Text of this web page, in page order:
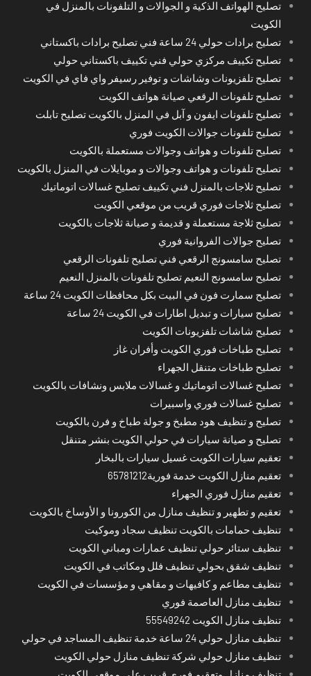
تصليح الهواتف الذكية و الجوالات و التلفونات بالمنزل في
الكويت
تصليح برادات حولي 24 ساعة فني تصليح برادات باكستاني
تصليح تكييف مركزي حولي فني تكييف باكستاني حولي
تصليح تلفزيونات وشاشات و توفير رسيفر واي فاي في الكويت
تصليح تلفونات الرقعي صيانة هواتف الكويت
تصليح تلفونات ايفون و آبل في المنزل بالكويت تصليح تابلت
تصليح تلفونات جوالات الكويت فوري
تصليح تلفونات و هواتف وجوالات مستعملة بالكويت
تصليح تلفونات و هواتف وجوالات و موبايلات في المنزل بالكويت
تصليح ثلاجات بالمنزل فني تكييف تصليح غسالات اتوماتيك
تصليح ثلاجات فوري قريب من موقعي الكويت
تصليح ثلاجة مستعملة و قديمة و صيانة ثلاجات بالكويت
تصليح جوالات الفروانية فوري
تصليح سامسونج الرقعي فني تصليح تلفونات الرقعي
تصليح سامسونج النعيم تصليح تلفونات بالمنزل النعيم
تصليح سمارت فون في البيت بكل محافظات الكويت 24 ساعة
تصليح سيارات و تبديل اطارات في الكويت 24 ساعة
تصليح شاشات تلفزيونات الكويت
تصليح طباخات فوري الكويت وأفران غاز
تصليح طباخات متنقل الجهراء
تصليح غسالات اتوماتيك و غسالات ملابس ونشافات بالكويت
تصليح غسالات فوري واسبيرات
تصليح و تنظيف هود مطبخ و جولة طباخ و فرن بالكويت
تصليح و صيانة سيارات في حولي الكويت بنشر متنقل
تعقيم سيارات الكويت غسيل سيارات بالبخار
تعقيم منازل الكويت خدمة فورية65781212
تعقيم منازل فوري الجهراء
تعقيم و تطهير و تنظيف منازل من الكورونا و الأوساخ بالكويت
تنظيف حمامات بالكويت تنظيف سجاد وموكيت
تنظيف ستائر حولي تنظيف عمارات ومباني الكويت
تنظيف شقق بحولي تنظيف فلل ومكاتب في الكويت
تنظيف مطاعم و كافيهات و مقاهي و مؤسسات في الكويت
تنظيف منازل العاصمة فوري
تنظيف منازل الكويت 55549242
تنظيف منازل حولي 24 ساعة خدمة تنظيف المساجد في حولي
تنظيف منازل حولي شركة تنظيف منازل حولي الكويت